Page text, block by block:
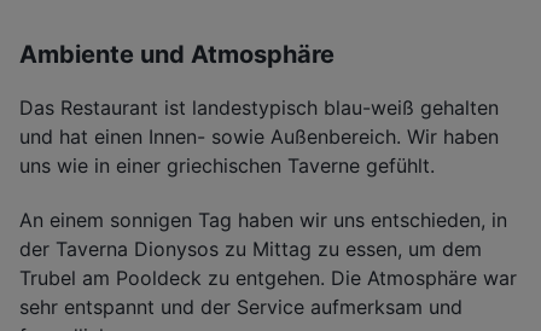
Ambiente und Atmosphäre
Das Restaurant ist landestypisch blau-weiß gehalten
und hat einen Innen- sowie Außenbereich. Wir haben
uns wie in einer griechischen Taverne gefühlt.
An einem sonnigen Tag haben wir uns entschieden, in
der Taverna Dionysos zu Mittag zu essen, um dem
Trubel am Pooldeck zu entgehen. Die Atmosphäre war
sehr entspannt und der Service aufmerksam und